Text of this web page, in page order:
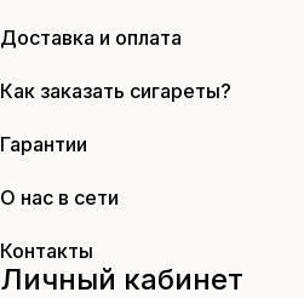
Доставка и оплата
Как заказать сигареты?
Гарантии
О нас в сети
Контакты
Личный кабинет